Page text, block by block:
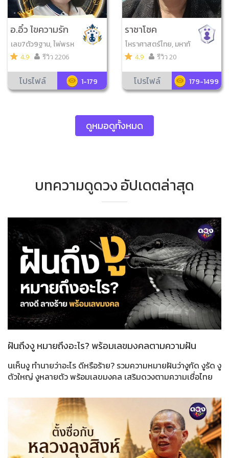
อ.อิ๋ว ไขความรัก
เลข7ตัว9ฐาน, ไพ่พรห
มญาณ, กราฟชีวิต
4.9 รีวิว 2206
โปรไฟล์ 1-179
ราชาโชค
โหราศาสตร์ไทย, มหาทั
กษา, จับยามสามตา
4.9 รีวิว 20
โปรไฟล์ 179-1499
ดูหมอดูทั้งหมด
บทความดูดวง อัปเดตล่าสุด
ฝันถึงงู หมายถึงอะไร? พร้อมเลขมงคลตามความฝัน
นเห็นงู ทำนายว่าอะไร ดีหรือร้าย? รวมความหมายฝันว่างูกัด งูรัด งู
ตัวใหญ่ งูหลายตัว พร้อมเลขมงคล เสริมดวงตามความเชื่อไทย